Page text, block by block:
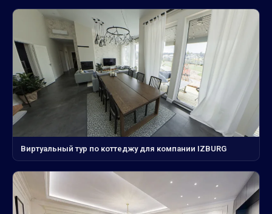
Виртуальный тур по коттеджу для компании IZBURG